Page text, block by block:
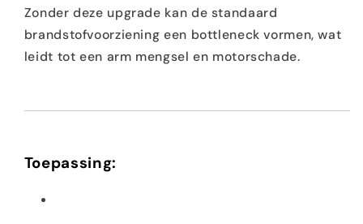
Zonder deze upgrade kan de standaard
brandstofvoorziening een bottleneck vormen, wat
leidt tot een arm mengsel en motorschade.
Toepassing: